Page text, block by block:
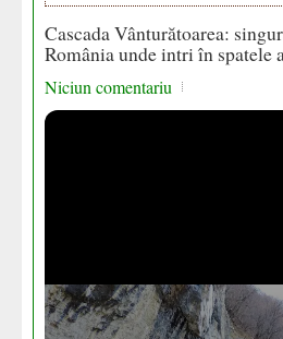
Cascada Vânturătoarea:
România unde intri în spatele
Niciun comentariu